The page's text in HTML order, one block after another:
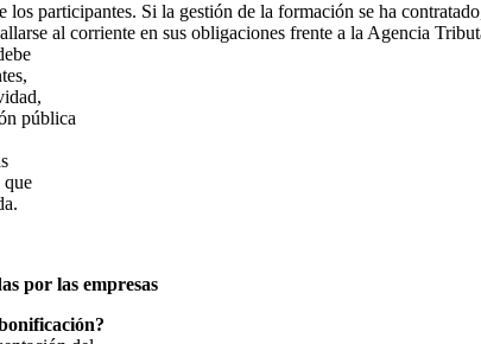
participantes. Si la gestión de la formación se ha
al corriente en sus obligaciones frente a la Agencia
pública
que
por las empresas